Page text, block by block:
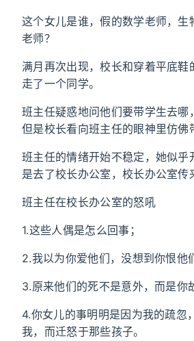
这个女儿是谁，假的数学老师，生
老师？
满月再次出现，校长和穿着平底鞋
走了一个同学。
班主任疑惑地问他们要带学生去哪
但是校长看向班主任的眼神里仿佛
班主任的情绪开始不稳定，她似乎
是去了校长办公室，校长办公室传
班主任在校长办公室的怒吼
1.这些人偶是怎么回事；
2.我以为你爱他们，没想到你恨他
3.原来他们的死不是意外，而是你
4.你女儿的事明明是因为我的疏忽
我，而迁怒于那些孩子。